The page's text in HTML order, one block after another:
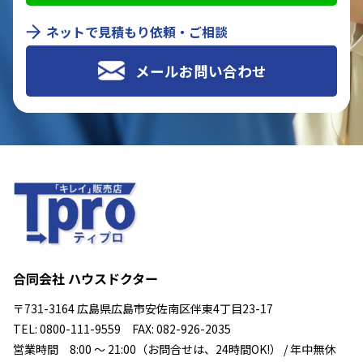
ネットで見積もり依頼・ご相談
メールお問い合わせ
合同会社 ハウスドクター
〒731-3164 広島県広島市安佐南区伴東4丁目23-17
TEL: 0800-111-9559 FAX: 082-926-2035
営業時間 8:00 ～ 21:00（お問合せは、24時間OK!） / 年中無休